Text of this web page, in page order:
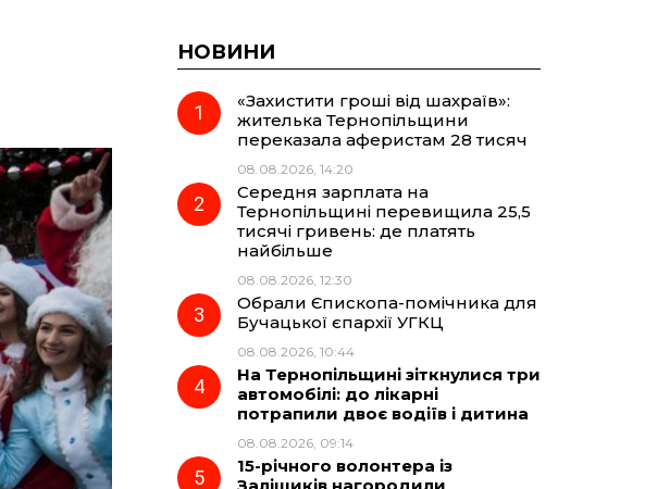
НОВИНИ
«Захистити гроші від шахраїв»:
жителька Тернопільщини
переказала аферистам 28 тисяч
08.08.2026, 14:20
Середня зарплата на
Тернопільщині перевищила 25,5
тисячі гривень: де платять
найбільше
08.08.2026, 12:30
Обрали Єпископа-помічника для
Бучацької єпархії УГКЦ
08.08.2026, 10:44
На Тернопільщині зіткнулися три
автомобілі: до лікарні
потрапили двоє водіїв і дитина
08.08.2026, 09:14
15-річного волонтера із